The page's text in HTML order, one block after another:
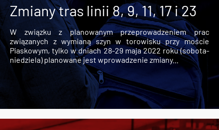
Zmiany tras linii 8, 9, 11, 17 i 23
W związku z planowanym przeprowadzeniem prac
związanych z wymianą szyn w torowisku przy moście
Piaskowym, tylko w dniach 28-29 maja 2022 roku (sobota-
niedziela) planowane jest wprowadzenie zmiany...